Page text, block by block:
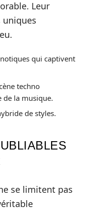
Leur
uniques
qui captivent
techno
de la musique.
de styles.
se limitent pas